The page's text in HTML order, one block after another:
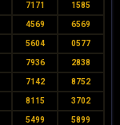
7171 1585
4569 6569
5604 0577
7936 2838
7142 8752
8115 3702
5499 5899